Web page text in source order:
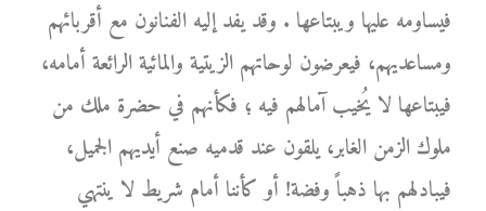
فيساومه عليها ويبتاعها . وقد يفد إليه الفنانون مع أقربائهم
ومساعديهم، فيعرضون لوحاتهم الزيتية والمائية الرائعة أمامه،
فيبتاعها لا يُخيب آمالهم فيه ؛ فكأنهم في حضرة ملك من
ملوك الزمن الغابر، يلقون عند قدميه صنع أيديهم الجميل،
فيبادلهم بها ذهباً وفضة! أو كأننا أمام شريط لا ينتهي